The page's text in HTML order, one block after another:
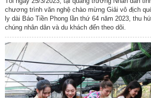
chương trình văn nghệ chào mừng Giải vô địch
ly dài Báo Tiền Phong lần thứ 64 năm 2023, thu
chúng nhân dân và du khách đến theo dõi.